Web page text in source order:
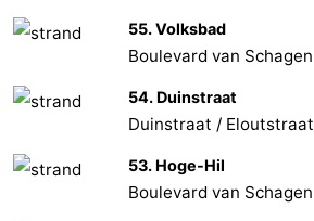
55. Volksbad
Boulevard van Schagen
54. Duinstraat
Duinstraat / Eloutstraat
53. Hoge-Hil
Boulevard van Schagen